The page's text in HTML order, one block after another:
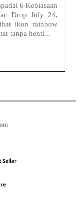
6 Kebiasaan
Drop July 24,
ikon rainbow
tanpa henti...
Seller